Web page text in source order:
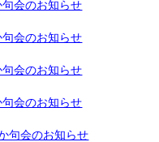
会のお知らせ
会のお知らせ
会のお知らせ
会のお知らせ
句会のお知らせ